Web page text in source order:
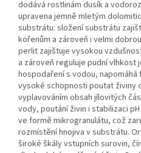
dodává rostlinám dusík a
upravena jemně mletým
substrátu: složení substrátu
kořenům a zároveň i velmi
perlit zajištuje vysokou
a zároveň reguluje pudní
hospodaření s vodou, napomáhá
vysoké schopnosti poutat živiny
vyplavováním obsah jílovitých
vody, poutání živin i stabilizaci
ve formě mikrogranulátu, což
rozmístění hnojiva v substrátu.
široké škály vstupních surovin,